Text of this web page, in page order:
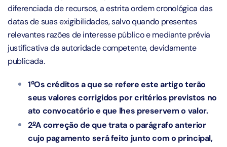
diferenciada de recursos, a estrita ordem cronológica das
datas de suas exigibilidades, salvo quando presentes
relevantes razões de interesse público e mediante prévia
justificativa da autoridade competente, devidamente
publicada.
1oOs créditos a que se refere este artigo terão
seus valores corrigidos por critérios previstos no
ato convocatório e que lhes preservem o valor.
2oA correção de que trata o parágrafo anterior
cujo pagamento será feito junto com o principal,